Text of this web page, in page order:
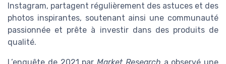
Instagram, partagent régulièrement des astuces et des
photos inspirantes, soutenant ainsi une communauté
passionnée et prête à investir dans des produits de
qualité.